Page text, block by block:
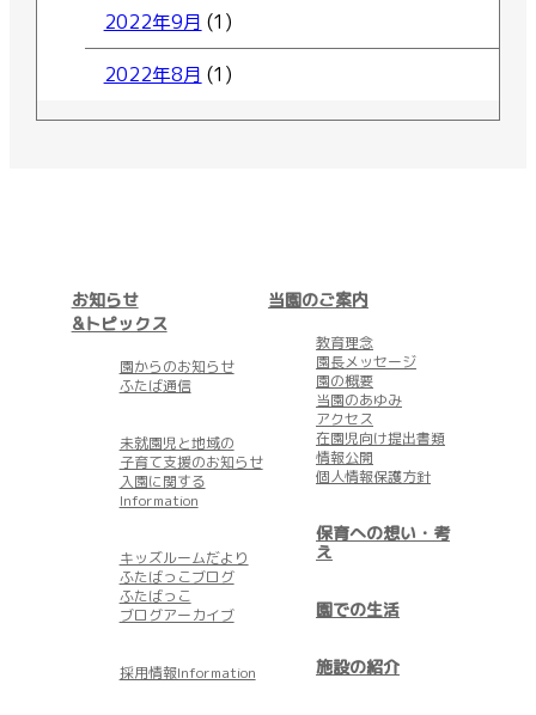
2022年9月 (1)
2022年8月 (1)
お知らせ
&トピックス
園からのお知らせ
ふたば通信
未就園児と地域の
子育て支援のお知らせ
入園に関する
Information
キッズルームだより
ふたばっこブログ
ふたばっこ
ブログアーカイブ
採用情報Information
当園のご案内
教育理念
園長メッセージ
園の概要
当園のあゆみ
アクセス
在園児向け提出書類
情報公開
個人情報保護方針
保育への想い・考
え
園での生活
施設の紹介